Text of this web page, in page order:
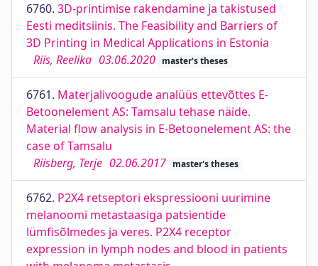
6760. 3D-printimise rakendamine ja takistused
Eesti meditsiinis. The Feasibility and Barriers of
3D Printing in Medical Applications in Estonia
Riis, Reelika 03.06.2020 master's theses
6761. Materjalivoogude analüüs ettevõttes E-
Betoonelement AS: Tamsalu tehase näide.
Material flow analysis in E-Betoonelement AS: the
case of Tamsalu
Riisberg, Terje 02.06.2017 master's theses
6762. P2X4 retseptori ekspressiooni uurimine
melanoomi metastaasiga patsientide
lümfisõlmedes ja veres. P2X4 receptor
expression in lymph nodes and blood in patients